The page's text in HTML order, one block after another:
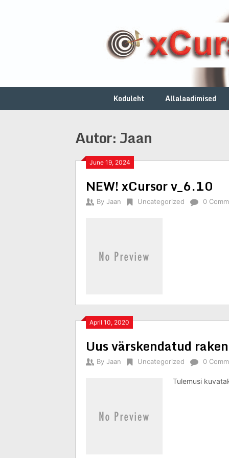
Koduleht Allalaadimised
Autor:Jaan
June 19, 2024
NEW! xCursor v_6.10
By Jaan Uncategorized 0
April 10, 2020
Uus värskendatud
By Jaan Uncategorized 0
Tulemusi